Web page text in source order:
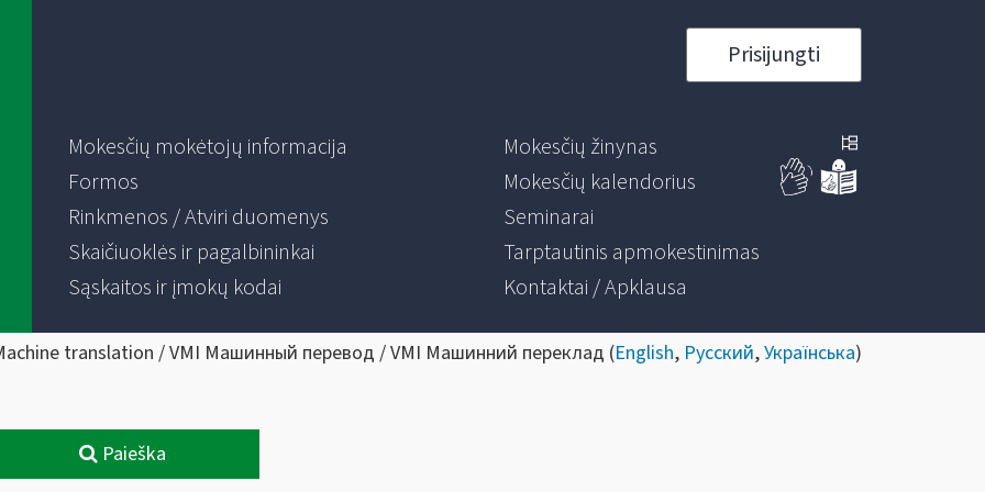
Prisijungti
Mokesčių mokėtojų informacija
Formos
Rinkmenos / Atviri duomenys
Skaičiuoklės ir pagalbininkai
Sąskaitos ir įmokų kodai
Mokesčių žinynas
Mokesčių kalendorius
Seminarai
Tarptautinis apmokestinimas
Kontaktai / Apklausa
translation / VMI Машинный перевод / VMI Машинний переклад (English, Русский,Українська)
Paieška